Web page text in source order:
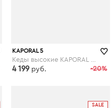
KAPORAL 5
-20%
4 199 руб.
SALE